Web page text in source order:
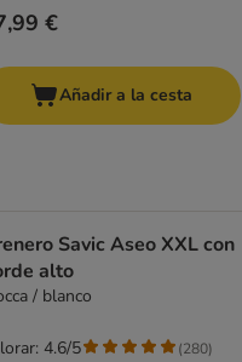
€
Añadir a la cesta
Savic Aseo XXL con
alto
/ blanco
4.6/5 (280)